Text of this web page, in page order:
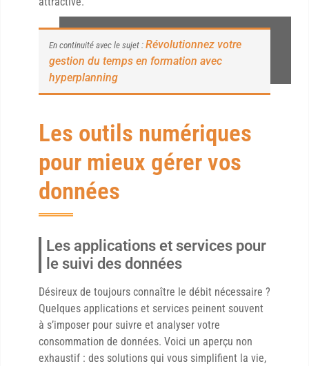
En continuité avec le sujet : Révolutionnez votre
gestion du temps en formation avec
hyperplanning
Les outils numériques
pour mieux gérer vos
données
Les applications et services pour
le suivi des données
Désireux de toujours connaître le débit nécessaire ?
Quelques applications et services peinent souvent
à s’imposer pour suivre et analyser votre
consommation de données. Voici un aperçu non
exhaustif : des solutions qui vous simplifient la vie,